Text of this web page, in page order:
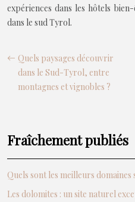
expériences dans les hôtels
dans le sud Tyrol.
Quels paysages découvrir
dans le Sud-Tyrol, entre
montagnes et vignobles ?
Fraîchement publiés
Quels sont les meilleurs
Les dolomites : un site naturel